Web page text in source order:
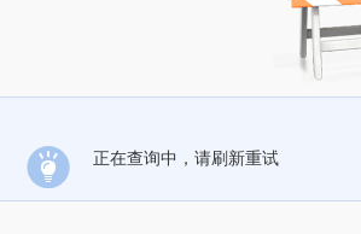
正在查询中，请刷新重试